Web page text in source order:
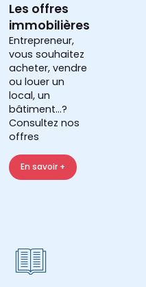
Les offres
immobilières
Entrepreneur,
vous souhaitez
acheter, vendre
ou louer un
local, un
bâtiment...?
Consultez nos
offres
En savoir +